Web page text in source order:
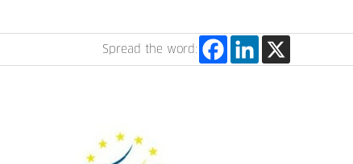
Spread the word: